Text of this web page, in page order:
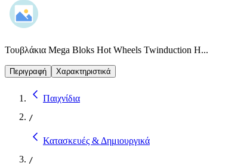
Τουβλάκια Mega Bloks Hot Wheels Twinduction H...
Περιγραφή Χαρακτηριστικά
Παιχνίδια
/
Κατασκευές & Δημιουργικά
/